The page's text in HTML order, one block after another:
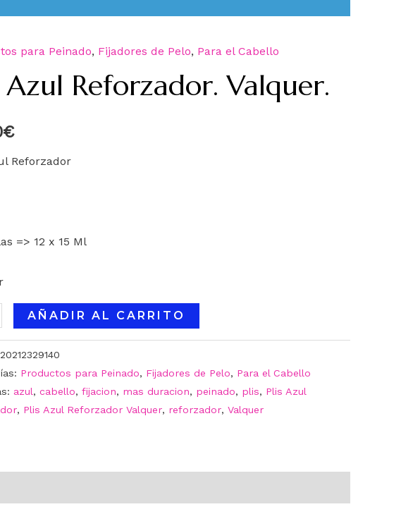
para Peinado, Fijadores de Pelo, Para el Cabello
Azul Reforzador. Valquer.
€
Reforzador
=> 12 x 15 Ml
AÑADIR AL CARRITO
Productos para Peinado, Fijadores de Pelo, Para el Cabello
azul, cabello, fijacion, mas duracion, peinado, plis, Plis Azul
, Plis Azul Reforzador Valquer, reforzador, Valquer